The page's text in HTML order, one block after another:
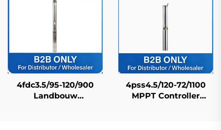
4fdc3.5/95-120/900
Landbouw
4pss4.5/120-72/1100
MPPT Controller